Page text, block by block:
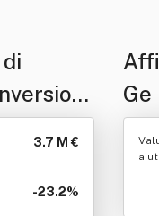
3.7 M €
-23.2%
Ge